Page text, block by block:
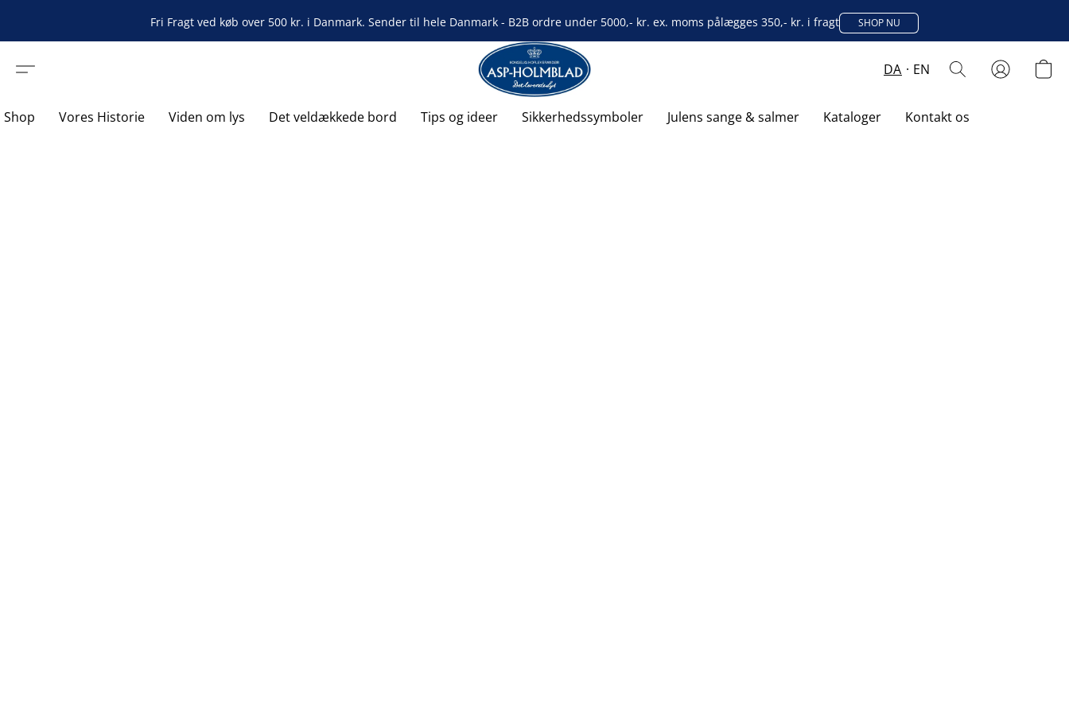
Fri Fragt ved køb over 500 kr. i Danmark. Sender til hele Danmark - B2B ordre under 5000,- kr. ex. moms pålægges 350,- kr. i fragt SHOP NU
DA EN
Shop Vores Historie Viden om lys Det veldækkede bord Tips og ideer Sikkerhedssymboler Julens sange & salmer Kataloger Kontakt os